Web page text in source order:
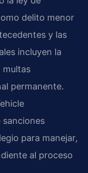
delito menor
y las
incluyen la
multas
permanente.
para manejar,
al proceso